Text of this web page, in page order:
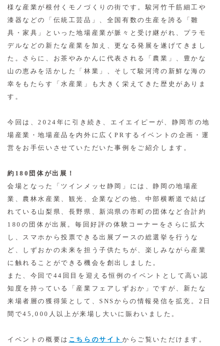
様な産業が根付くモノづくりの街です。駿河竹千筋細工や
漆器などの「伝統工芸品」、全国有数の生産を誇る「雛
具・家具」といった地場産業が脈々と受け継がれ、プラモ
デルなどの新たな産業を加え、更なる発展を遂げてきまし
た。さらに、お茶やみかんに代表される「農業」、豊かな
山の恵みを活かした「林業」、そして駿河湾の新鮮な海の
幸をもたらす「水産業」も大きく栄えてきた歴史がありま
す。
今回は、2024年に引き続き、エイエイピーが、静岡市の地
場産業・地場産品を内外に広くPRするイベントの企画・運
営をお手伝いさせていただいた事例をご紹介します。
約180団体が出展！
会場となった「ツインメッセ静岡」には、静岡の地場産
業、農林水産業、観光、企業などの他、中部横断道で結ば
れている山梨県、長野県、新潟県の市町の団体など合計約
180の団体が出展。毎回好評の体験コーナーをさらに拡大
し、スマホから投票できる出展ブースの総選挙を行うな
ど、しずおかの未来を担う子供たちが、楽しみながら産業
に触れることができる機会を創出しました。
また、今回で44回目を迎える恒例のイベントとして高い認
知度を持っている「産業フェアしずおか」ですが、新たな
来場者層の獲得策として、SNSからの情報発信を拡充。2日
間で45,000人以上が来場し大いに賑わいました。
イベントの概要は こちらのサイトからご覧いただけます。